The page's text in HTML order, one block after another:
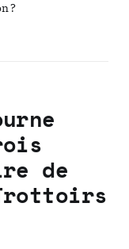
?
de